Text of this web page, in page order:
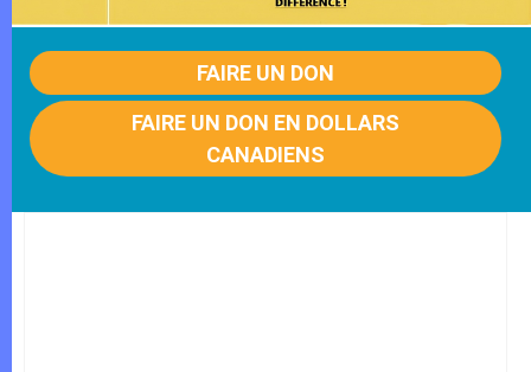
FAIRE UN DON
FAIRE UN DON EN DOLLARS
CANADIENS